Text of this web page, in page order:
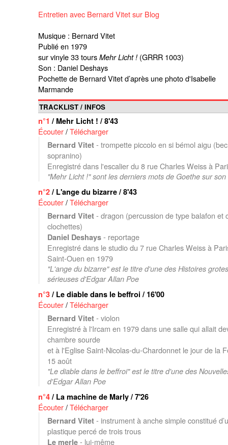
Entretien avec Bernard Vitet sur Blog
Musique : Bernard Vitet
Publié en 1979
sur vinyle 33 tours Mehr Licht ! (GRRR 1003)
Son : Daniel Deshays
Pochette de Bernard Vitet d’après une photo d'Isabelle
Marmande
TRACKLIST / INFOS
n°1 / Mehr Licht ! / 8'43
Écouter/Télécharger
Bernard Vitet - trompette piccolo en si bémol aigu
sopranino)
Enregistré dans l'escalier du 8 rue Charles Weiss à
"Mehr Licht !" sont les derniers mots de Goethe sur
n°2 / L'ange du bizarre / 8'43
Écouter/Télécharger
Bernard Vitet - dragon (percussion de type balafon et
clochettes)
Daniel Deshays - reportage
Enregistré dans le studio du 7 rue Charles Weiss à
Saint-Ouen en 1979
"L'ange du bizarre" est le titre d'une des Histoires
sérieuses d'Edgar Allan Poe
n°3 / Le diable dans le beffroi / 16'00
Écouter/Télécharger
Bernard Vitet - violon
Enregistré à l'Ircam en 1979 dans une salle qui allait
chambre sourde
et à l'Eglise Saint-Nicolas-du-Chardonnet le jour de la
15 août
"Le diable dans le beffroi" est le titre d'une des
d'Edgar Allan Poe
n°4 / La machine de Marly / 7'26
Écouter/Télécharger
Bernard Vitet - instrument à anche simple constitué
plastique percé de trois trous
Le merle - lui-même